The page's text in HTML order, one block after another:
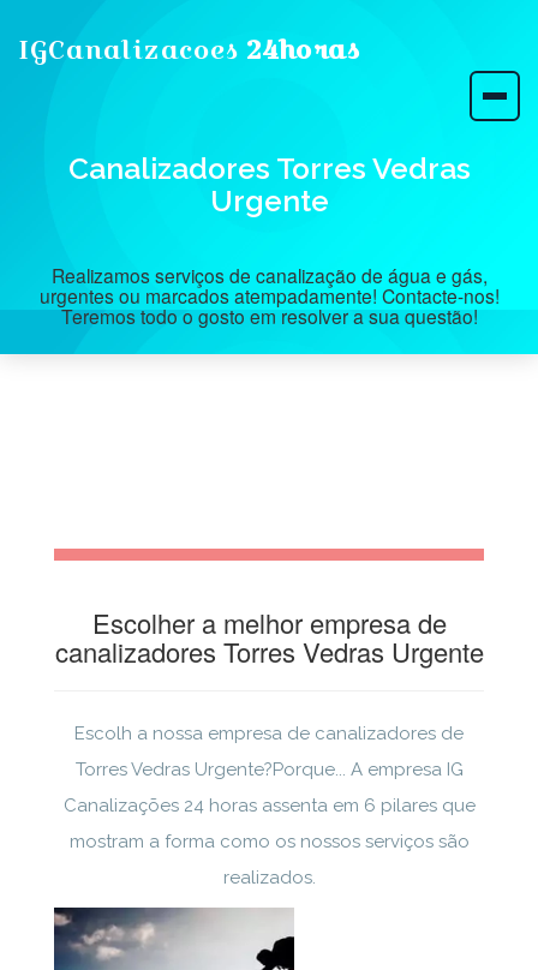
IGCanalizacoes 24horas
Canalizadores Torres Vedras
Urgente
Realizamos serviços de canalização de água e gás,
urgentes ou marcados atempadamente! Contacte-nos!
Teremos todo o gosto em resolver a sua questão!
Escolher a melhor empresa de
canalizadores Torres Vedras Urgente
Escolh a nossa empresa de canalizadores de
Torres Vedras Urgente?Porque... A empresa IG
Canalizações 24 horas assenta em 6 pilares que
mostram a forma como os nossos serviços são
realizados.